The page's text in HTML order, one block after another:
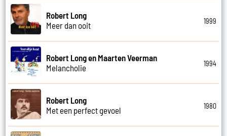
Robert Long
Meer dan ooit
1999
Robert Long en Maarten Veerman
Melancholie
1994
Robert Long
Met een perfect gevoel
1980